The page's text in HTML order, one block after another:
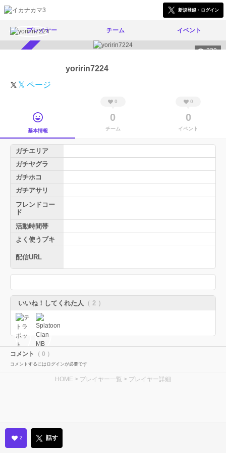
新規登録・ログイン
プレイヤー チーム イベント
329
yoririn7224
𝕏 ページ
基本情報
0
0
チーム
0
0
イベント
ガチエリア
ガチヤグラ
ガチホコ
ガチアサリ
フレンドコー
ド
活動時間帯
よく使うブキ
配信URL
いいね！してくれた人 （ 2 ）
コメント （ 0 ）
コメントするにはログインが必要です
HOME > プレイヤー一覧 > プレイヤー詳細
2 話す